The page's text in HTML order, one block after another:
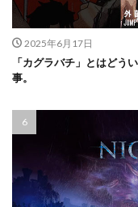
2025年6月17日
「カグラバチ」とはどう
事。